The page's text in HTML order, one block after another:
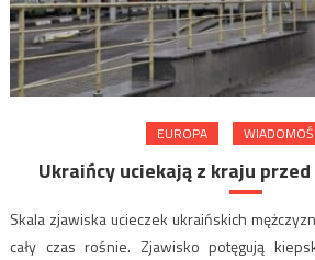
EUROPA
Ukraińcy uciekają z kraju
Skala zjawiska ucieczek ukraińskich
cały czas rośnie. Zjawisko potęgują